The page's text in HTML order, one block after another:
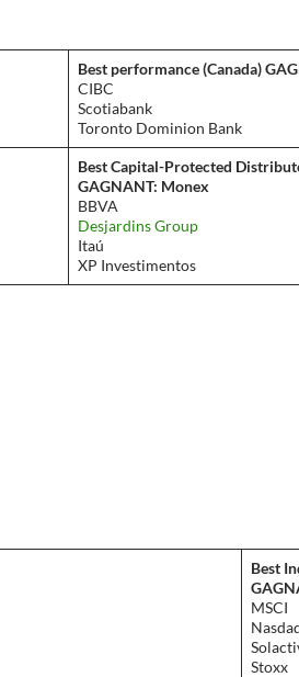
Best performance(Canada)
CIBC
Scotiabank
Toronto Dominion Bank
Best Capital-Protected
GAGNANT: Monex
BBVA
Desjardins Group
Itaú
XP Investimentos
Best
MSCI
Stoxx